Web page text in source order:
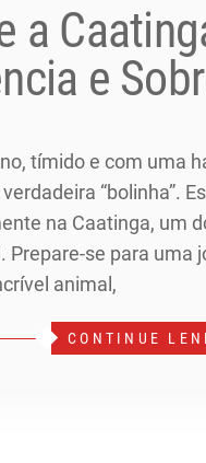
a
e
tímido e com uma
“bolinha”.
na Caatinga, um
Prepare-se para uma
animal,
CONTINUE